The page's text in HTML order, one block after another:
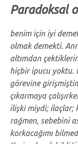
Paradoksal
benim için iyi
olmak demekti.
altımdan
hiçbir ipucu yoktu.
görevine
çıkarmaya
ilişki miydi; ilaçlar;
rağmen, sebebini
korkacağımı